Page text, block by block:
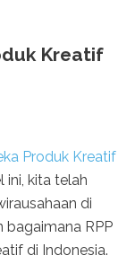
Kreatif
Produk Kreatif
ini, kita telah
di
bagaimana RPP
di Indonesia.